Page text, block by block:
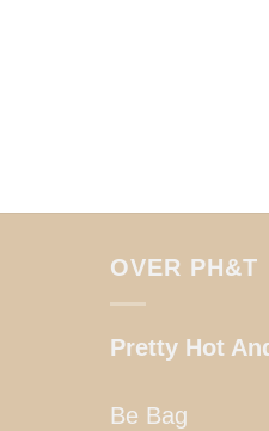
OVER PH&T
Pretty Hot
Be Bag